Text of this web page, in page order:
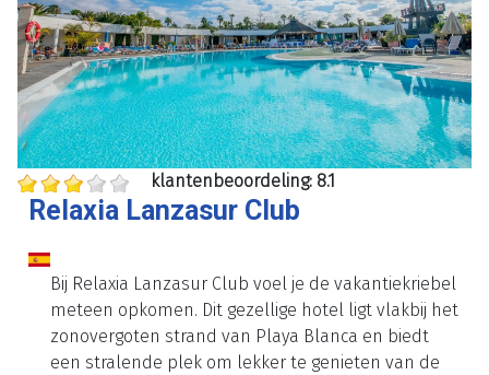
klantenbeoordeling: 8.1
Relaxia Lanzasur Club
Bij Relaxia Lanzasur Club voel je de vakantiekriebel
meteen opkomen. Dit gezellige hotel ligt vlakbij het
zonovergoten strand van Playa Blanca en biedt
een stralende plek om lekker te genieten van de